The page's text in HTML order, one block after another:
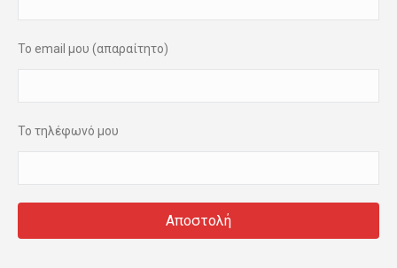
Το email μου (απαραίτητο)
Το τηλέφωνό μου